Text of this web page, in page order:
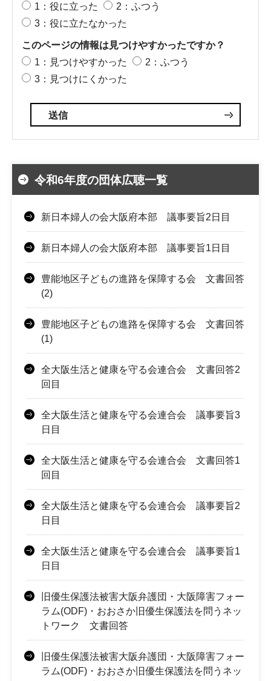
1：役に立った
2：ふつう
3：役に立たなかった
このページの情報は見つけやすかったですか？
1：見つけやすかった
2：ふつう
3：見つけにくかった
令和6年度の団体広聴一覧
新日本婦人の会大阪府本部 議事要旨2日目
新日本婦人の会大阪府本部 議事要旨1日目
豊能地区子どもの進路を保障する会 文書回答
(2)
豊能地区子どもの進路を保障する会 文書回答
(1)
全大阪生活と健康を守る会連合会 文書回答2
回目
全大阪生活と健康を守る会連合会 議事要旨3
日目
全大阪生活と健康を守る会連合会 文書回答1
回目
全大阪生活と健康を守る会連合会 議事要旨2
日目
全大阪生活と健康を守る会連合会 議事要旨1
日目
旧優生保護法被害大阪弁護団・大阪障害フォー
ラム(ODF)・おおさか旧優生保護法を問うネッ
トワーク 文書回答
旧優生保護法被害大阪弁護団・大阪障害フォー
ラム(ODF)・おおさか旧優生保護法を問うネッ